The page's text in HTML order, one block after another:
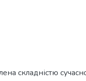
складністю